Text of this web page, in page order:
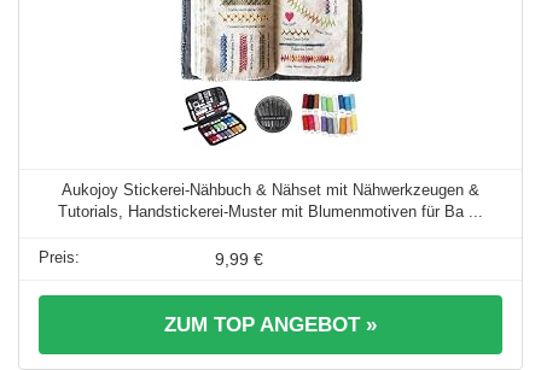
Aukojoy Stickerei-Nähbuch & Nähset mit Nähwerkzeugen &
Tutorials, Handstickerei-Muster mit Blumenmotiven für Ba ...
9,99 €
ZUM TOP ANGEBOT »